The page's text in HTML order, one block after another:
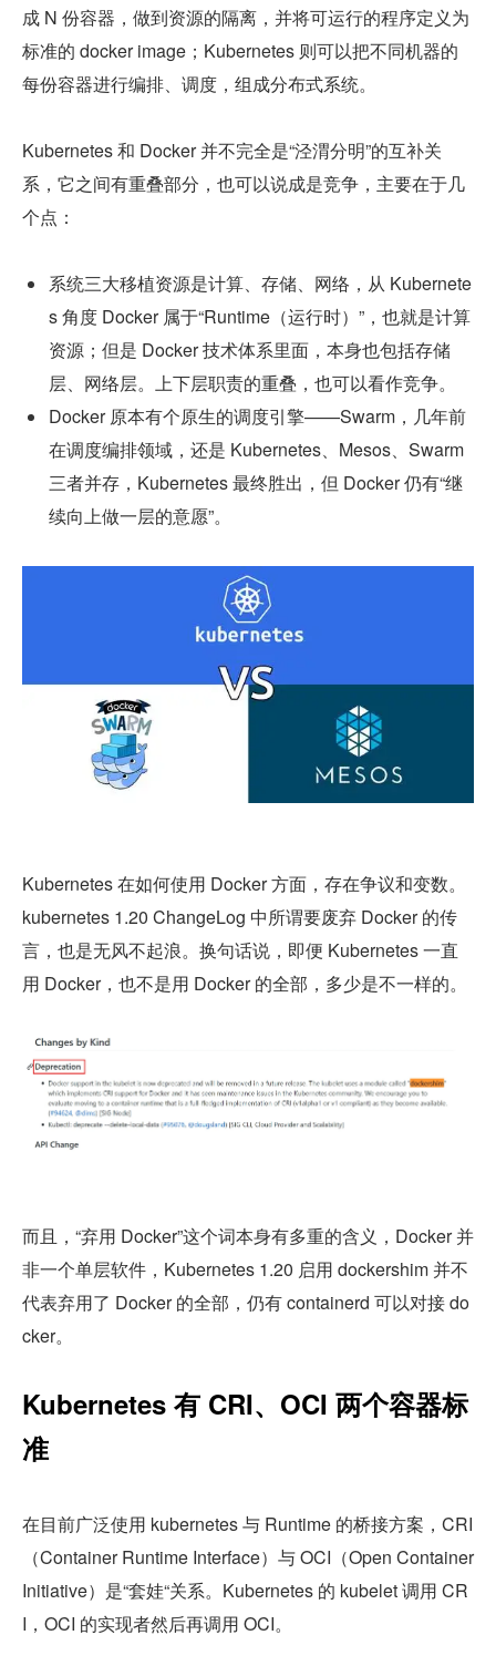
成 N 份容器，做到资源的隔离，并将可运行的程序定义为
标准的 docker image；Kubernetes 则可以把不同机器的
每份容器进行编排、调度，组成分布式系统。
Kubernetes 和 Docker 并不完全是“泾渭分明”的互补关
系，它之间有重叠部分，也可以说成是竞争，主要在于几
个点：
系统三大移植资源是计算、存储、网络，从 Kubernete
s 角度 Docker 属于“Runtime（运行时）”，也就是计算
资源；但是 Docker 技术体系里面，本身也包括存储
层、网络层。上下层职责的重叠，也可以看作竞争。
Docker 原本有个原生的调度引擎——Swarm，几年前
在调度编排领域，还是 Kubernetes、Mesos、Swarm
三者并存，Kubernetes 最终胜出，但 Docker 仍有“继
续向上做一层的意愿”。
Kubernetes 在如何使用 Docker 方面，存在争议和变数。
kubernetes 1.20 ChangeLog 中所谓要废弃 Docker 的传
言，也是无风不起浪。换句话说，即便 Kubernetes 一直
用 Docker，也不是用 Docker 的全部，多少是不一样的。
而且，“弃用 Docker”这个词本身有多重的含义，Docker 并
非一个单层软件，Kubernetes 1.20 启用 dockershim 并不
代表弃用了 Docker 的全部，仍有 containerd 可以对接 do
cker。
Kubernetes 有 CRI、OCI 两个容器标
准
在目前广泛使用 kubernetes 与 Runtime 的桥接方案，CRI
（Container Runtime Interface）与 OCI（Open Container
Initiative）是“套娃“关系。Kubernetes 的 kubelet 调用 CR
I，OCI 的实现者然后再调用 OCI。